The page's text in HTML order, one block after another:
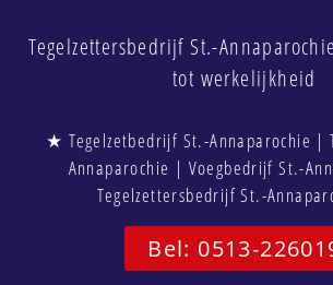
Tegelzettersbedrijf St.-
tot werkelijkheid
★ Tegelzetbedrijf St.-Annaparochie |
Annaparochie | Voegbedrijf St.-
Tegelzettersbedrijf St.-
Bel: 0513-